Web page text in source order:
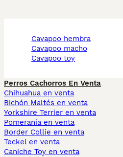
cavapoo hembra
cavapoo macho
cavapoo toy
Perros Cachorros En Venta
Chihuahua en venta
Bichón Maltés en venta
Yorkshire Terrier en venta
Pomerania en venta
Border Collie en venta
Teckel en venta
Caniche Toy en venta